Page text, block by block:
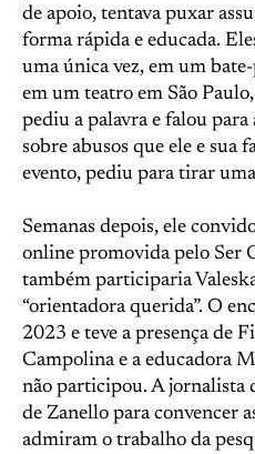
de apoio, tentava puxar
forma rápida e educada.
uma única vez, em um
em um teatro em São
pediu a palavra e falou
sobre abusos que ele e
evento, pediu para tirar
Semanas depois, ele
online promovida pelo Ser
também participaria
“orientadora querida”. O
2023 e teve a presença de
Campolina e a educadora
não participou. A jornalista
de Zanello para convencer
admiram o trabalho da